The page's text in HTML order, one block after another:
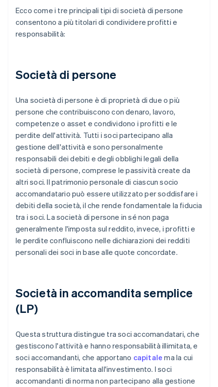
Ecco come i tre principali tipi di società di persone
consentono a più titolari di condividere profitti e
responsabilità:
Società di persone
Una società di persone è di proprietà di due o più
persone che contribuiscono con denaro, lavoro,
competenze o asset e condividono i profitti e le
perdite dell'attività. Tutti i soci partecipano alla
gestione dell'attività e sono personalmente
responsabili dei debiti e degli obblighi legali della
società di persone, comprese le passività create da
altri soci. Il patrimonio personale di ciascun socio
accomandatario può essere utilizzato per soddisfare i
debiti della società, il che rende fondamentale la fiducia
tra i soci. La società di persone in sé non paga
generalmente l'imposta sul reddito, invece, i profitti e
le perdite confluiscono nelle dichiarazioni dei redditi
personali dei soci in base alle quote concordate.
Società in accomandita semplice
(LP)
Questa struttura distingue tra soci accomandatari, che
gestiscono l'attività e hanno responsabilità illimitata, e
soci accomandanti, che apportano capitale ma la cui
responsabilità è limitata all'investimento. I soci
accomandanti di norma non partecipano alla gestione